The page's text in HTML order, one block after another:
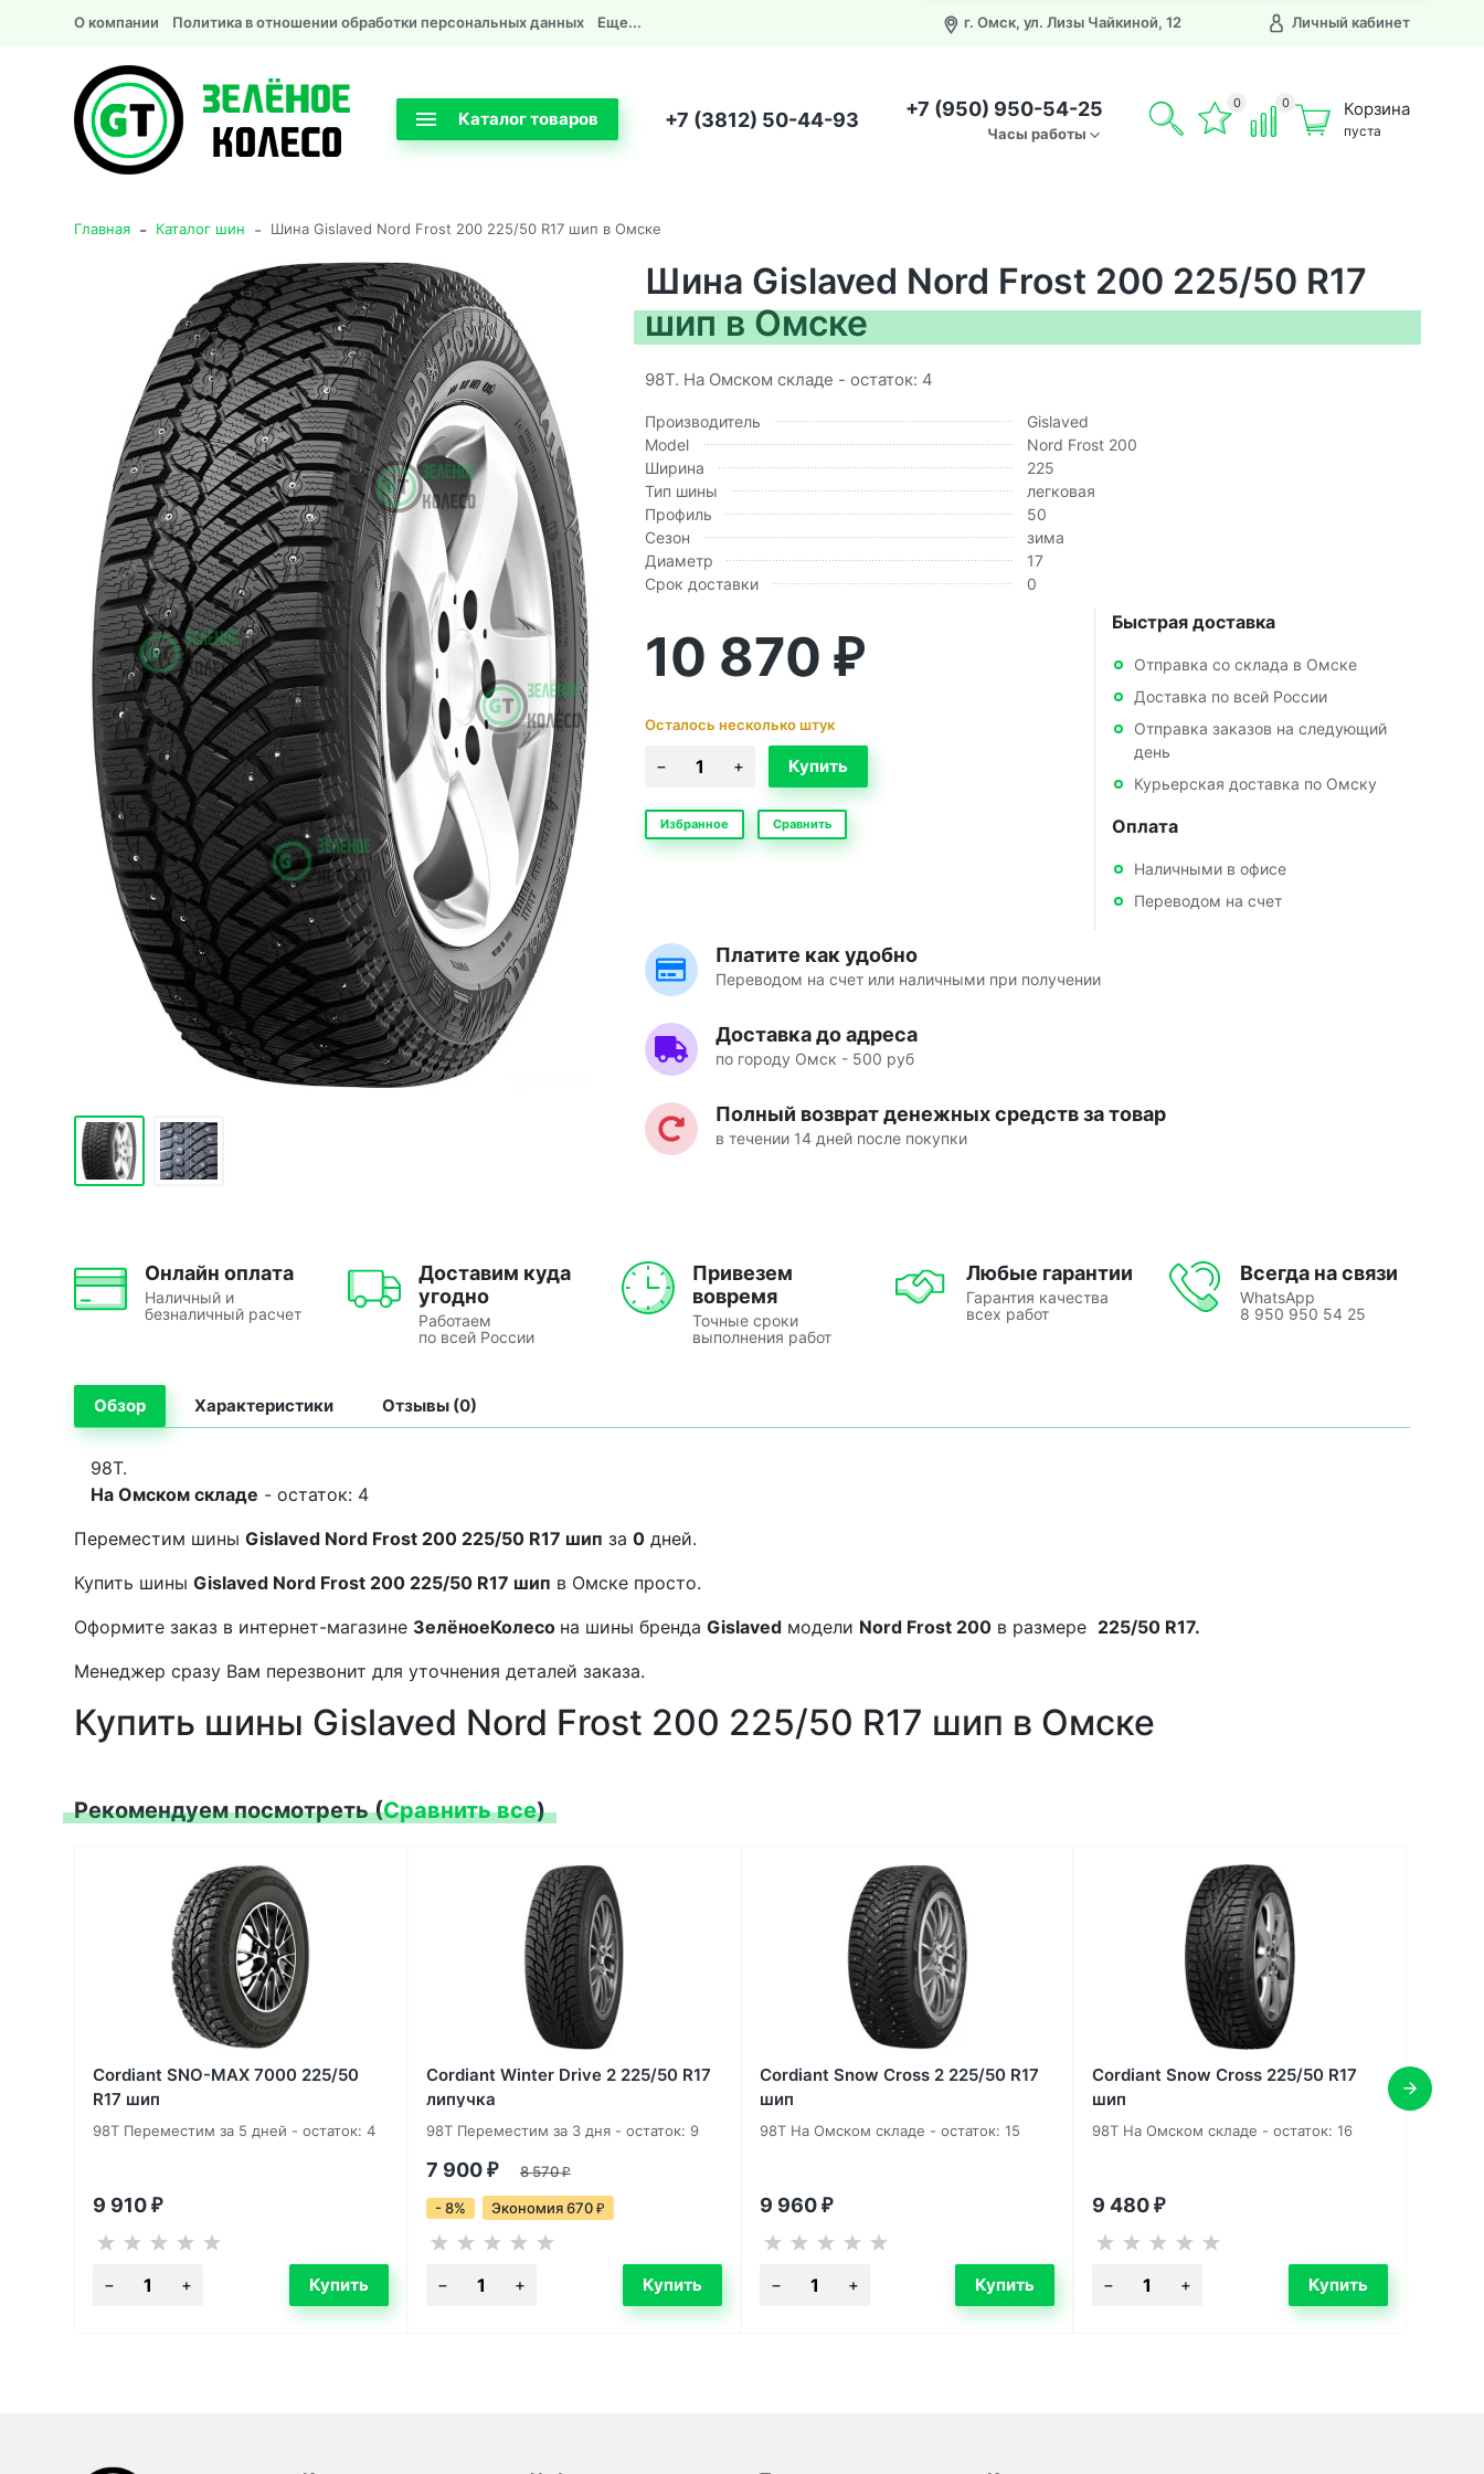
О компании Политика в отношении обработки персональных данных Еще... г. Омск, ул. Лизы Чайкиной, 12 Личный кабинет
Каталог товаров +7 (3812) 50-44-93 +7 (950) 950-54-25
Часы работы
0 0 Корзина
пуста
Главная - Каталог шин - Шина Gislaved Nord Frost 200 225/50 R17 шип в Омске
Шина Gislaved Nord Frost 200 225/50 R17
шип в Омске
98T. На Омском складе - остаток: 4
Производитель
Gislaved
Model
Nord Frost 200
Ширина
225
Тип шины
легковая
Профиль
50
Сезон
зима
Диаметр
17
Срок доставки
0
10 870 ₽
Осталось несколько штук
Избранное Сравнить
Быстрая доставка
Отправка со склада в Омске
Доставка по всей России
Отправка заказов на следующий
день
Курьерская доставка по Омску
Оплата
Наличными в офисе
Переводом на счет
Платите как удобно
Переводом на счет или наличными при получении
Доставка до адреса
по городу Омск - 500 руб
Полный возврат денежных средств за товар
в течении 14 дней после покупки
Онлайн оплата
Наличный и
безналичный расчет
Доставим куда
угодно
Работаем
по всей России
Привезем
вовремя
Точные сроки
выполнения работ
Любые гарантии
Гарантия качества
всех работ
Всегда на связи
WhatsApp
8 950 950 54 25
Обзор Характеристики Отзывы (0)
98T.
На Омском складе - остаток: 4
Переместим шины Gislaved Nord Frost 200 225/50 R17 шип за 0 дней.
Купить шины Gislaved Nord Frost 200 225/50 R17 шип в Омске просто.
Оформите заказ в интернет-магазине ЗелёноеКолесо на шины бренда Gislaved модели Nord Frost 200 в размере 225/50 R17.
Менеджер сразу Вам перезвонит для уточнения деталей заказа.
Купить шины Gislaved Nord Frost 200 225/50 R17 шип в Омске
Рекомендуем посмотреть (Сравнить все)
Cordiant SNO-MAX 7000 225/50
R17 шип
98T Переместим за 5 дней - остаток: 4
9 910 ₽
Cordiant Winter Drive 2 225/50 R17
липучка
98T Переместим за 3 дня - остаток: 9
7 900 ₽ 8 570₽
- 8% Экономия 670 ₽
Cordiant Snow Cross 2 225/50 R17
шип
98T На Омском складе - остаток: 15
9 960 ₽
Cordiant Snow Cross 225/50 R17
шип
98T На Омском складе - остаток: 16
9 480₽